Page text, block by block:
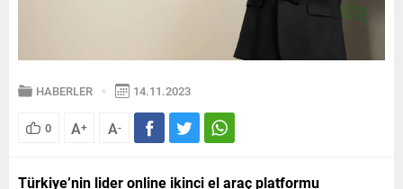
HABERLER 14.11.2023
0 A+ A-
Türkiye’nin lider online ikinci el araç platformu